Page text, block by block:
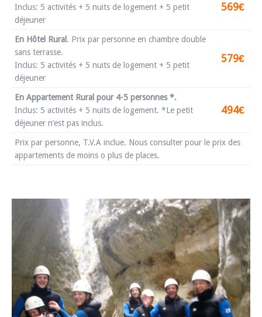
Inclus: 5 activités + 5 nuits de logement + 5 petit
déjeuner
569€
En Hôtel Rural . Prix par personne en chambre double
sans terrasse.
Inclus: 5 activités + 5 nuits de logement + 5 petit
déjeuner
579€
En Appartement Rural pour 4-5 personnes *.
Inclus: 5 activités + 5 nuits de logement. *Le petit
déjeuner n’est pas inclus.
494€
Prix par personne, T.V.A inclue. Nous consulter pour le prix des
appartements de moins o plus de places.